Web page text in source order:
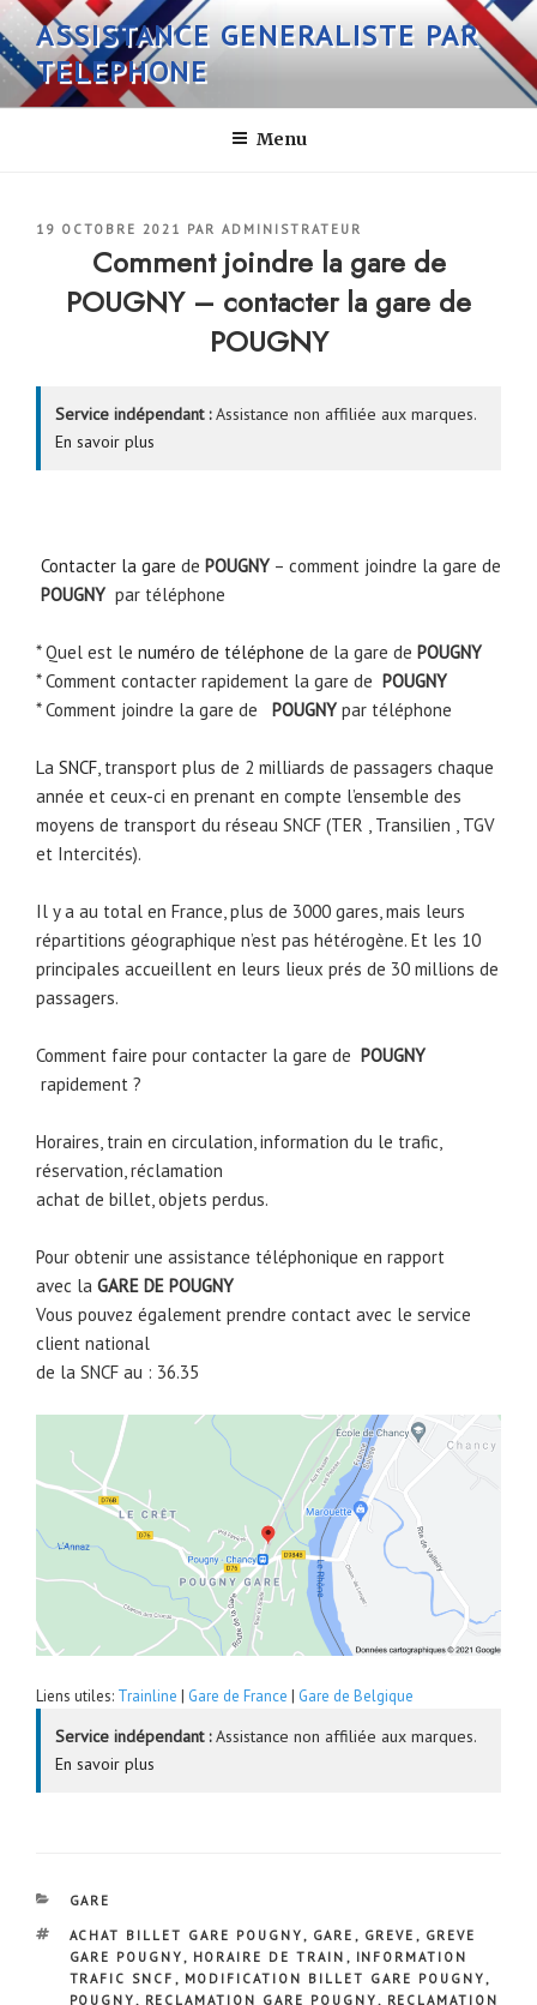
Aller
au
contenu
principal
ASSISTANCE GENERALISTE PAR
TELEPHONE
Menu
PUBLIÉ
19 OCTOBRE 2021 PAR ADMINISTRATEUR
Comment joindre la gare de
POUGNY – contacter la gare de
POUGNY
Service indépendant :Assistance non affiliée aux marques.
En savoir plus
Contacter la gare de POUGNY – comment joindre la gare de
POUGNY par téléphone
* Quel est le numéro de téléphone de la gare de POUGNY
* Comment contacter rapidement la gare de POUGNY
* Comment joindre la gare de
POUGNY par téléphone
La SNCF, transport plus de 2 milliards de passagers chaque
année et ceux-ci en prenant en compte l’ensemble des
moyens de transport du réseau SNCF (TER , Transilien , TGV
et Intercités).
Il y a au total en France, plus de 3000 gares, mais leurs
répartitions géographique n’est pas hétérogène. Et les 10
principales accueillent en leurs lieux prés de 30 millions de
passagers.
Comment faire pour contacter la gare de POUGNY
rapidement ?
Horaires, train en circulation, information du le trafic,
réservation, réclamation
achat de billet, objets perdus.
Pour obtenir une assistance téléphonique en rapport
avec la GARE DE POUGNY
Vous pouvez également prendre contact avec le service
client national
de la SNCF au : 36.35
Liens utiles: Trainline | Gare de France | Gare de Belgique
Service indépendant :Assistance non affiliée aux marques.
En savoir plus
CATÉGORIES
GARE
ÉTIQUETTES
ACHAT BILLET GARE POUGNY, GARE , GREVE , GREVE
GARE POUGNY, HORAIRE DE TRAIN , INFORMATION
TRAFIC SNCF , MODIFICATION BILLET GARE POUGNY,
POUGNY, RECLAMATION GARE POUGNY, RECLAMATION